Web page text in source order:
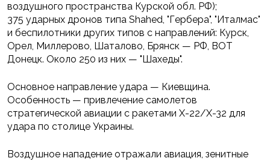
воздушного пространства Курской обл. РФ);
375 ударных дронов типа Shahed, "Гербера", "Италмас"
и беспилотники других типов с направлений: Курск,
Орел, Миллерово, Шаталово, Брянск — РФ, ВОТ
Донецк. Около 250 из них — "Шахеды".
Основное направление удара — Киевщина.
Особенность — привлечение самолетов
стратегической авиации с ракетами Х-22/Х-32 для
удара по столице Украины.
Воздушное нападение отражали авиация, зенитные